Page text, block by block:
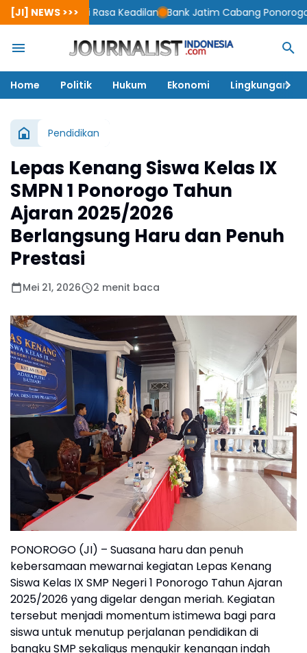
[JI] NEWS >>>
Rasa Keadilan Bank Jatim Cabang Ponorogo
Home Politik Hukum Ekonomi Lingkungan
Pendidikan
Lepas Kenang Siswa Kelas IX
SMPN 1 Ponorogo Tahun
Ajaran 2025/2026
Berlangsung Haru dan Penuh
Prestasi
Mei 21, 2026 2 menit baca
PONOROGO (JI) – Suasana haru dan penuh
kebersamaan mewarnai kegiatan Lepas Kenang
Siswa Kelas IX SMP Negeri 1 Ponorogo Tahun Ajaran
2025/2026 yang digelar dengan meriah. Kegiatan
tersebut menjadi momentum istimewa bagi para
siswa untuk menutup perjalanan pendidikan di
bangku SMP sekaligus mengukir kenangan indah